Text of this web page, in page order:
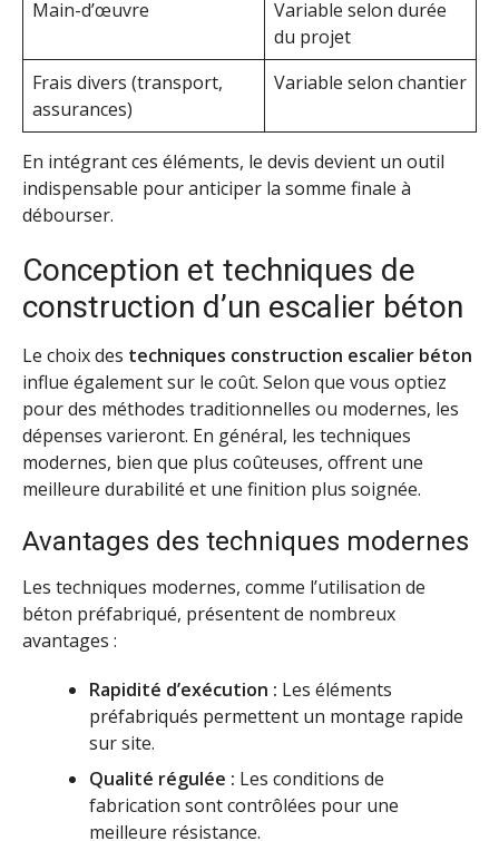
Main-d’œuvre
Variable selon durée
du projet
Frais divers (transport,
assurances)
Variable selon chantier
En intégrant ces éléments, le devis devient un outil
indispensable pour anticiper la somme finale à
débourser.
Conception et techniques de
construction d’un escalier béton
Le choix des techniques construction escalier béton
influe également sur le coût. Selon que vous optiez
pour des méthodes traditionnelles ou modernes, les
dépenses varieront. En général, les techniques
modernes, bien que plus coûteuses, offrent une
meilleure durabilité et une finition plus soignée.
Avantages des techniques modernes
Les techniques modernes, comme l’utilisation de
béton préfabriqué, présentent de nombreux
avantages :
Rapidité d’exécution : Les éléments
préfabriqués permettent un montage rapide
sur site.
Qualité régulée : Les conditions de
fabrication sont contrôlées pour une
meilleure résistance.